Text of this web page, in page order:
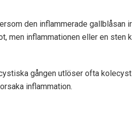
den inflammerade gallblåsan
men inflammationen eller en sten
gången utlöser ofta
inflammation.